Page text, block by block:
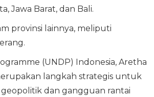
Jawa Barat, dan Bali.
provinsi lainnya, meliputi
(UNDP) Indonesia, Aretha
langkah strategis untuk
dan gangguan rantai